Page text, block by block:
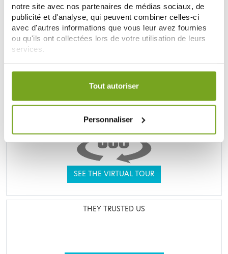
notre site avec nos partenaires de médias sociaux, de
publicité et d'analyse, qui peuvent combiner celles-ci
avec d'autres informations que vous leur avez fournies
ou qu'ils ont collectées lors de votre utilisation de leurs
services.
Votre choix de consentement est conservé pendant une
Tout autoriser
Personnaliser
UNE VRAIE PARAPHARMACIE
SEE THE VIRTUAL TOUR
THEY TRUSTED US